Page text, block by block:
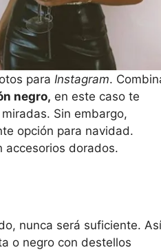
para Instagram.
negro, en este caso te
Sin embargo,
opción para navidad.
accesorios dorados.
nunca será suficiente. Así
o negro con destellos